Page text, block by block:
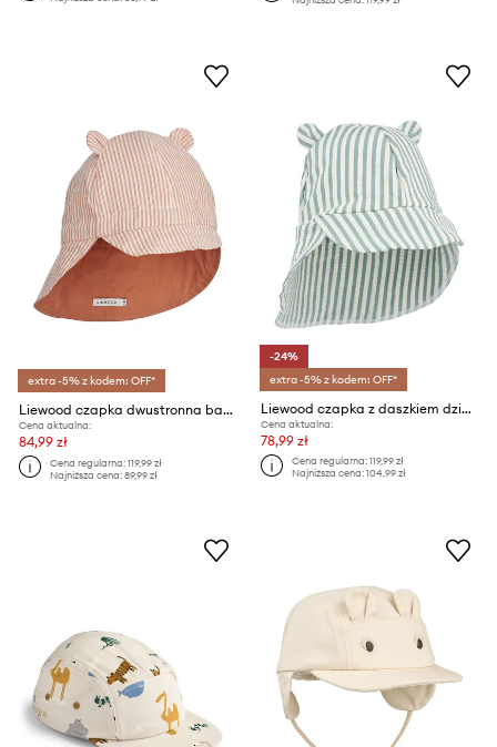
extra -5% z kodem: OFF*
Liewood czapka dwustronna bawełniana dziecięca
Cena aktualna:
84,99 zł
Cena regularna:119,99 zł
Najniższa cena:89,99 zł
-24%
extra -5% z kodem: OFF*
Liewood czapka z daszkiem dziecięca Senia Seersucker Sun Hat With Ears
Cena aktualna:
78,99 zł
Cena regularna:119,99 zł
Najniższa cena:104,99 zł